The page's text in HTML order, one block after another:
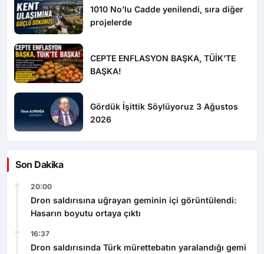
1010 No’lu Cadde yenilendi, sıra diğer
projelerde
CEPTE ENFLASYON BAŞKA, TÜİK’TE
BAŞKA!
Gördük İşittik Söylüyoruz 3 Ağustos
2026
Son Dakika
20:00
Dron saldırısına uğrayan geminin içi görüntülendi:
Hasarın boyutu ortaya çıktı
16:37
Dron saldırısında Türk mürettebatın yaralandığı gemi